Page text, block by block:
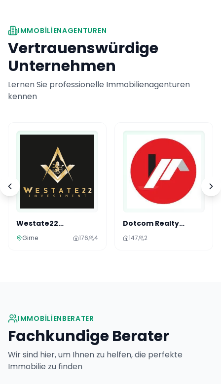
IMMOBILIENAGENTUREN
Vertrauenswürdige
Unternehmen
Lernen Sie professionelle Immobilienagenturen
kennen
Westate22
Investment
Girne 176 4
Dotcom Realty
Cyprus
147 2
IMMOBILIENBERATER
Fachkundige Berater
Wir sind hier, um Ihnen zu helfen, die perfekte
Immobilie zu finden